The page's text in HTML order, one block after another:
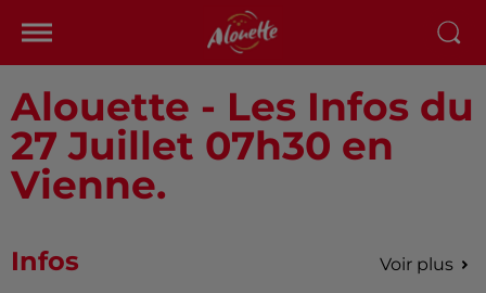
Alouette - Les Infos du
27 Juillet 07h30 en
Vienne.
Infos Voir plus